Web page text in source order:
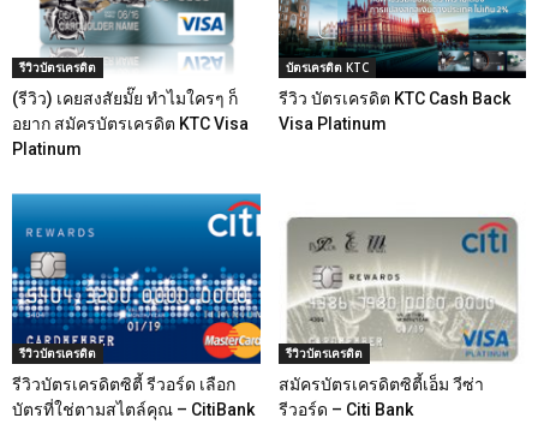
รีวิวบัตรเครดิต
(รีวิว) เคยสงสัยมั๊ย ทำไมใครๆ ก็
อยาก สมัครบัตรเครดิต KTC Visa
Platinum
บัตรเครดิต KTC
รีวิว บัตรเครดิต KTC Cash Back
Visa Platinum
รีวิวบัตรเครดิต
รีวิวบัตรเครดิตซิตี้ รีวอร์ด เลือก
บัตรที่ใช่ตามสไตล์คุณ – CitiBank
รีวิวบัตรเครดิต
สมัครบัตรเครดิตซิตี้เอ็ม วีซ่า
รีวอร์ด – Citi Bank